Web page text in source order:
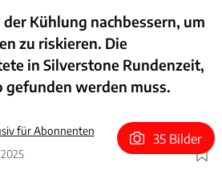
Kühlung nachbessern, um
zu riskieren. Die
in Silverstone Rundenzeit,
werden muss.
für Abonnenten
Foto: Glenn Dunbar via Getty Images
35 Bilder